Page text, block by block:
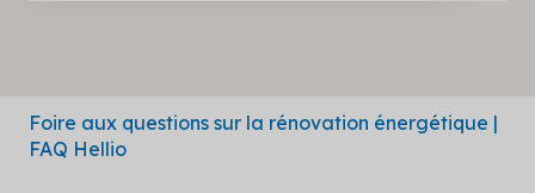
Foire aux questions sur la rénovation énergétique |
FAQ Hellio